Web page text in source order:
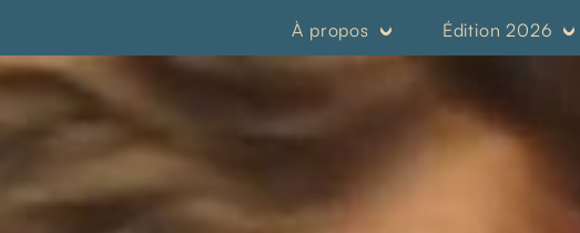
À propos Édition 2026